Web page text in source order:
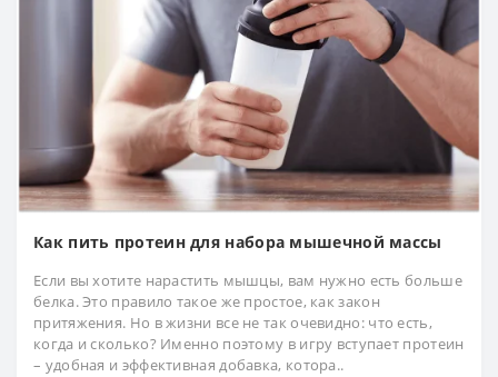
Как пить протеин для набора мышечной массы
Если вы хотите нарастить мышцы, вам нужно есть больше
белка. Это правило такое же простое, как закон
притяжения. Но в жизни все не так очевидно: что есть,
когда и сколько? Именно поэтому в игру вступает протеин
– удобная и эффективная добавка, котора..